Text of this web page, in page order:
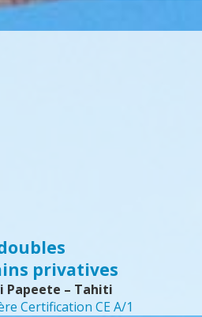
privatives
Papeete – Tahiti
Certification CE A/1